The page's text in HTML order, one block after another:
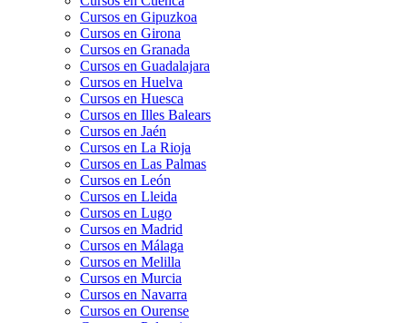
Cursos en Gipuzkoa
Cursos en Girona
Cursos en Granada
Cursos en Guadalajara
Cursos en Huelva
Cursos en Huesca
Cursos en Illes Balears
Cursos en Jaén
Cursos en La Rioja
Cursos en Las Palmas
Cursos en León
Cursos en Lleida
Cursos en Lugo
Cursos en Madrid
Cursos en Málaga
Cursos en Melilla
Cursos en Murcia
Cursos en Navarra
Cursos en Ourense